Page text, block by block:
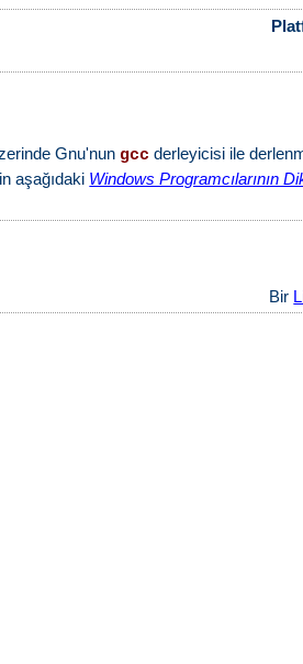
Gnu'nun gcc derleyicisi ile
aşağıdaki Windows Programcılarının
Bir